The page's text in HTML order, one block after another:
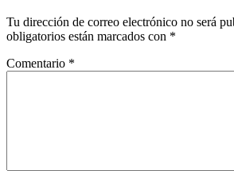
Tu dirección de correo electrónico no será
obligatorios están marcados con *
Comentario *